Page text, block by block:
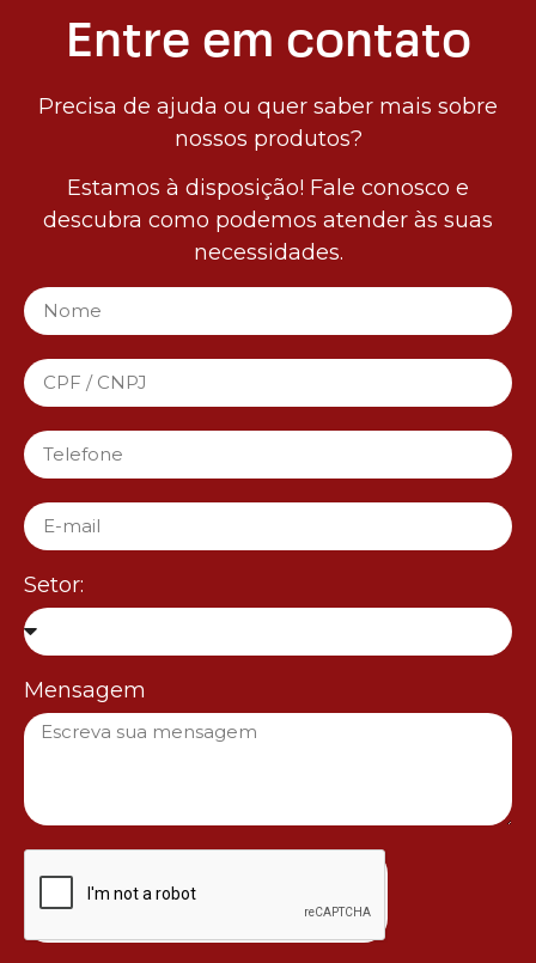
Entre em contato
Precisa de ajuda ou quer saber mais sobre
nossos produtos?
Estamos à disposição! Fale conosco e
descubra como podemos atender às suas
necessidades.
Setor:
Mensagem